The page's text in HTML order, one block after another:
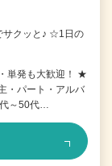
サクッと♪ ☆1日の
単発も大歓迎！ ★
・パート・アルバ
～50代…